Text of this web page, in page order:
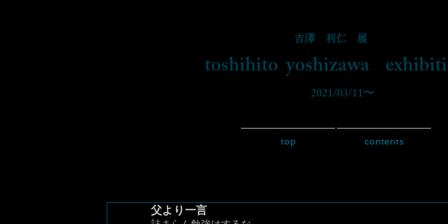
吉澤 利仁 展
toshihito yoshizawa
​ 2021/03/11〜
top contents
父より一言